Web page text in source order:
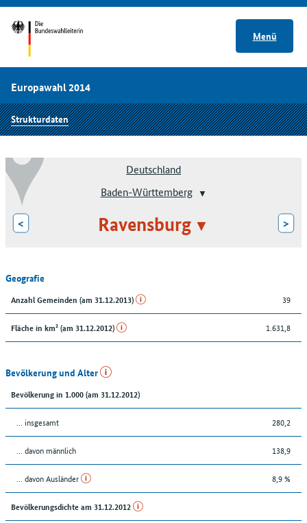
Menü
Europawahl 2014
Strukturdaten
Deutschland
Baden-Württemberg
< Ravensburg >
Geografie
Anzahl Gemeinden (am 31.12.2013) 39
Fläche in km² (am 31.12.2012) 1.631,8
Bevölkerung und Alter
Bevölkerung in 1.000 (am 31.12.2012)
... insgesamt 280,2
... davon männlich 138,9
... davon Ausländer 8,9 %
Bevölkerungsdichte am 31.12.2012